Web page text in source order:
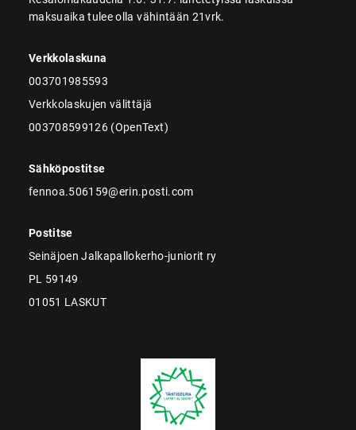
maksuaika tulee olla vähintään 21vrk.
Verkkolaskuna
003701985593
Verkkolaskujen välittäjä
003708599126 (OpenText)
Sähköpostitse
fennoa.506159@erin.posti.com
Postitse
Seinäjoen Jalkapallokerho-juniorit ry
PL 59149
01051 LASKUT